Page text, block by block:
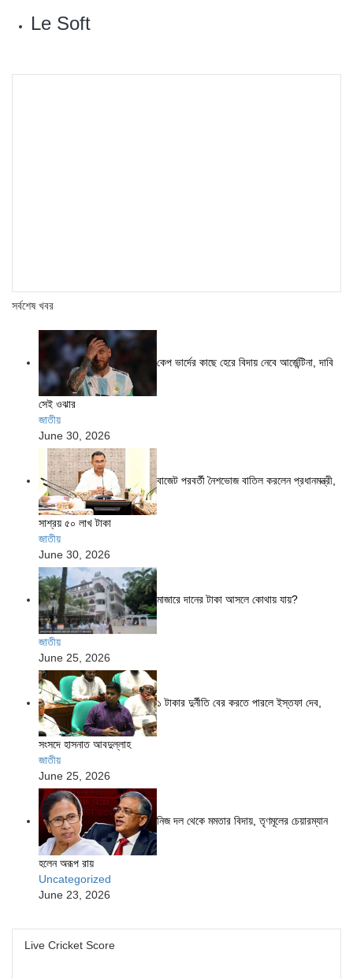
Le Soft
সর্বশেষ খবর
কেপ ভার্দের কাছে হেরে বিদায় নেবে আর্জেন্টিনা, দাবি
সেই ওঝার
জাতীয়
June 30, 2026
বাজেট পরবর্তী নৈশভোজ বাতিল করলেন প্রধানমন্ত্রী,
সাশ্রয় ৫০ লাখ টাকা
জাতীয়
June 30, 2026
মাজারে দানের টাকা আসলে কোথায় যায়?
জাতীয়
June 25, 2026
১ টাকার দুর্নীতি বের করতে পারলে ইস্তফা দেব,
সংসদে হাসনাত আবদুল্লাহ
জাতীয়
June 25, 2026
নিজ দল থেকে মমতার বিদায়, তৃণমূলের চেয়ারম্যান
হলেন অরূপ রায়
Uncategorized
June 23, 2026
Live Cricket Score